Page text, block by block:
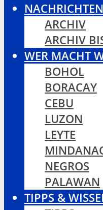
NACHRICHTEN
ARCHIV
ARCHIV
WER MACHT
BOHOL
BORACAY
CEBU
LUZON
LEYTE
NEGROS
PALAWAN
TIPPS &